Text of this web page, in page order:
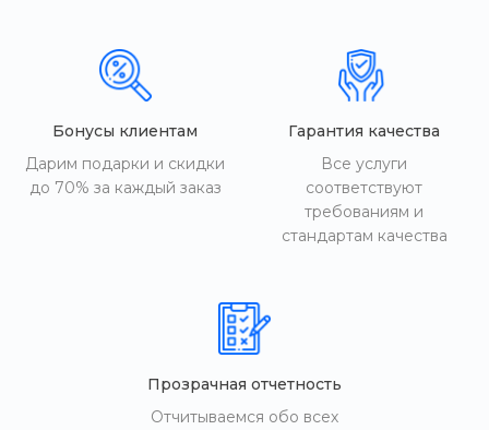
Бонусы клиентам
Дарим подарки и скидки
до 70% за каждый заказ
Гарантия качества
Все услуги
соответствуют
требованиям и
стандартам качества
Прозрачная отчетность
Отчитываемся обо всех